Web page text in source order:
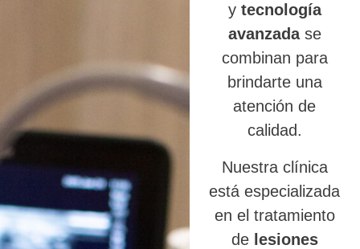
y tecnología
avanzadase
combinan para
brindarte una
atención de
calidad.
Nuestra clínica
está especializada
en el tratamiento
de lesiones